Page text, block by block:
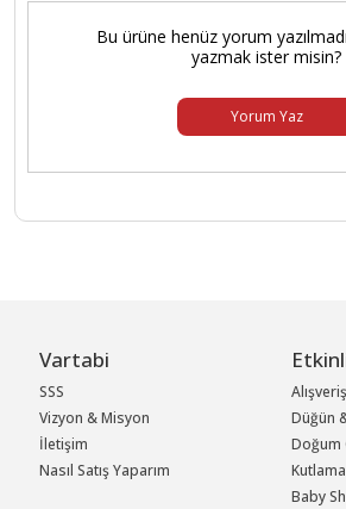
Bu ürüne henüz yorum
yazmak ister misin?
Yorum Yaz
Vartabi
SSS
Vizyon & Misyon
İletişim
Nasıl Satış Yaparım
Alışveriş
Düğün
Doğum
Kutlama
Baby